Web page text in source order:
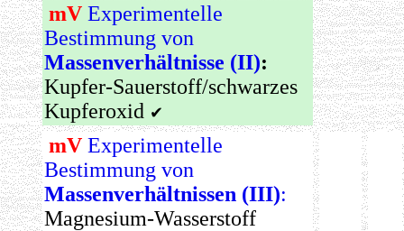
mV Experimentelle
Bestimmung von
Massenverhältnisse (II):
Kupfer-Sauerstoff/schwarzes
Kupferoxid ✔
mV Experimentelle
Bestimmung von
Massenverhältnissen (III):
Magnesium-Wasserstoff